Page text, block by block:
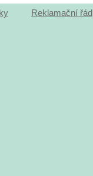
Reklamační řád